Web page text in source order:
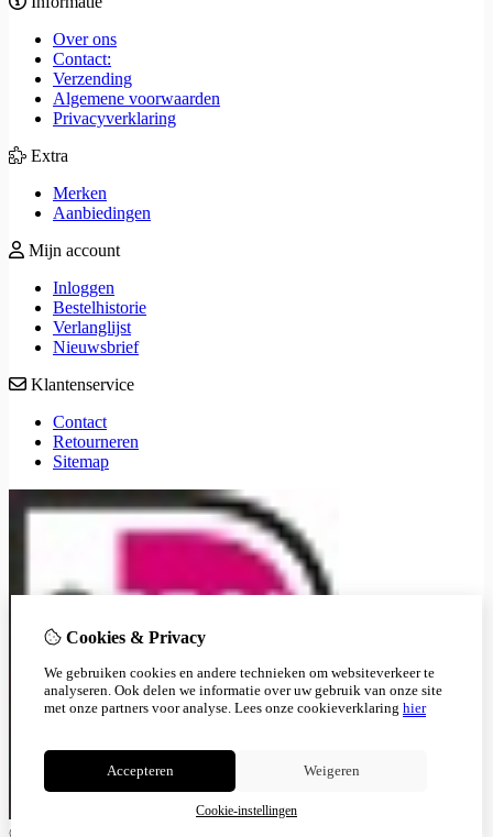
Over ons
Contact:
Verzending
Algemene voorwaarden
Privacyverklaring
Extra
Merken
Aanbiedingen
Mijn account
Inloggen
Bestelhistorie
Verlanglijst
Nieuwsbrief
Klantenservice
Contact
Retourneren
Sitemap
© Copyright 2026
Cookies & Privacy
We gebruiken cookies en andere technieken om websiteverkeer te
analyseren. Ook delen we informatie over uw gebruik van onze site
met onze partners voor analyse. Lees onze cookieverklaring hier
Accepteren Weigeren
Cookie-instellingen